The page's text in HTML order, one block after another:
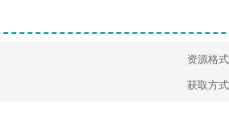
资源格式
获取方式